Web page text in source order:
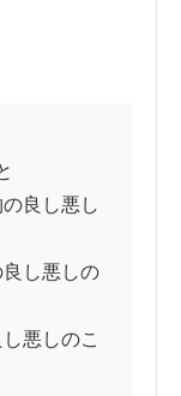
良し悪し
し悪しの
悪しのこ